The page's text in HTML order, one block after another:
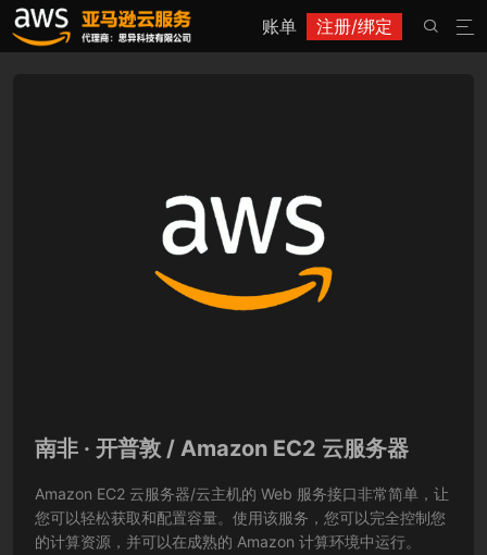
账单 注册/绑定 

南非 · 开普敦 / Amazon EC2 云服务器
Amazon EC2 云服务器/云主机的 Web 服务接口非常简单，让
您可以轻松获取和配置容量。使用该服务，您可以完全控制您
的计算资源，并可以在成熟的 Amazon 计算环境中运行。